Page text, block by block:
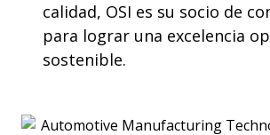
calidad, OSI es su socio de
para lograr una excelencia
sostenible.